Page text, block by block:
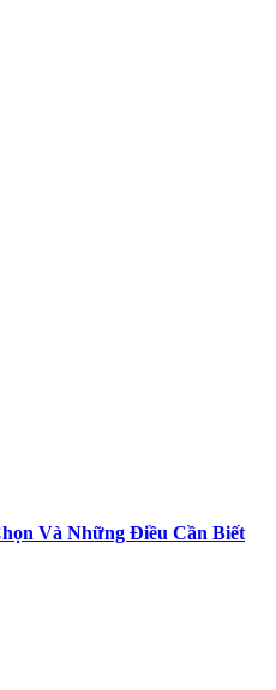
Và Những Điều Cần Biết